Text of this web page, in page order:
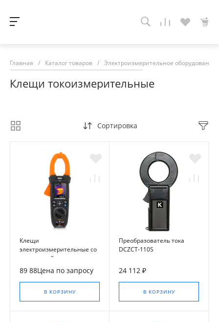
Главная / Каталог товаров / Электроизмерительное оборудование
Клещи токоизмерительные
Сортировка
Клещи
электроизмерительные со
встроенной
тепловизионной камерой
ECLIPSE
89 88Цена по запросу
В КОРЗИНУ
Преобразователь тока
DCZCT-110S
24 112 ₽
В КОРЗИНУ